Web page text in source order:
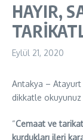
HAYIR,
Eylül 21, 2020
Antakya –
dikkatle okuyunuz
“Cemaat ve
kurdukları ileri